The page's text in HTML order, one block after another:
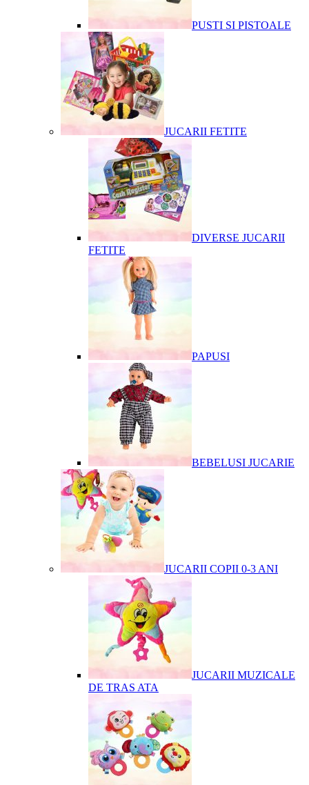
PUSTI SI PISTOALE
JUCARII FETITE
DIVERSE JUCARII
FETITE
PAPUSI
BEBELUSI JUCARIE
JUCARII COPII 0-3 ANI
JUCARII MUZICALE
DE TRAS ATA